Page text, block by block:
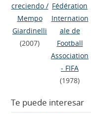
creciendo/
Mempo
Giardinelli
(2007)
Fédération
Internation
ale de
Football
Association
- FIFA
(1978)
Te puede interesar